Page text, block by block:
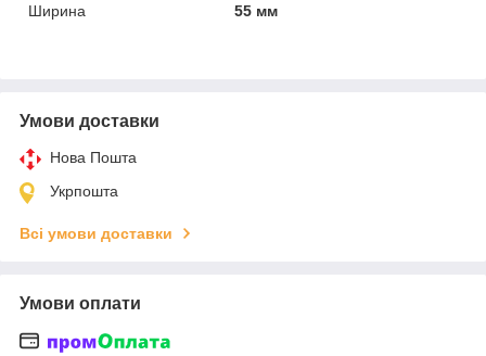
Ширина
55 мм
Умови доставки
Нова Пошта
Укрпошта
Всі умови доставки
Умови оплати